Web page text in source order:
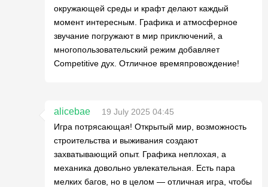
окружающей среды и крафт делают каждый
момент интересным. Графика и атмосферное
звучание погружают в мир приключений, а
многопользовательский режим добавляет
Competitive дух. Отличное времяпровождение!
alicebae
19 July 2025 04:45
Игра потрясающая! Открытый мир, возможность
строительства и выживания создают
захватывающий опыт. Графика неплохая, а
механика довольно увлекательная. Есть пара
мелких багов, но в целом — отличная игра, чтобы